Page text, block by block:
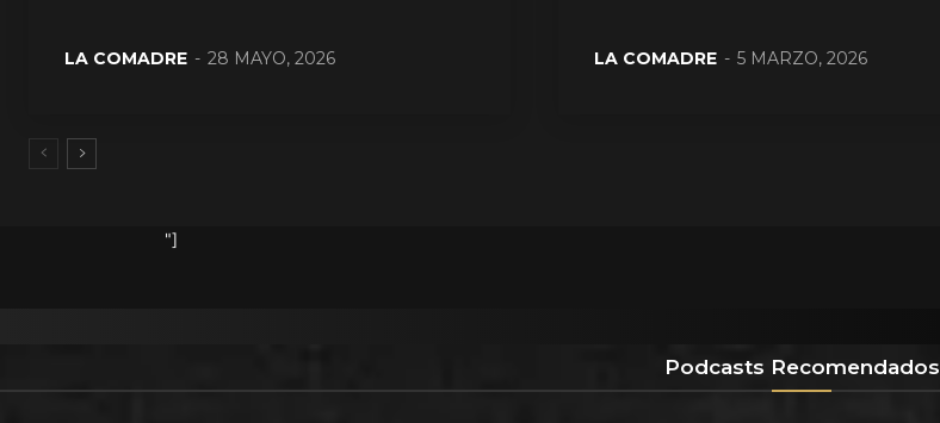
LA COMADRE - 28 MAYO, 2026 LA COMADRE - 5 MARZO, 2026
"]
Podcasts Recomendados